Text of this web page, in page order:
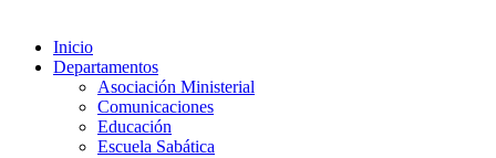
Inicio
Departamentos
Asociación Ministerial
Comunicaciones
Educación
Escuela Sabática